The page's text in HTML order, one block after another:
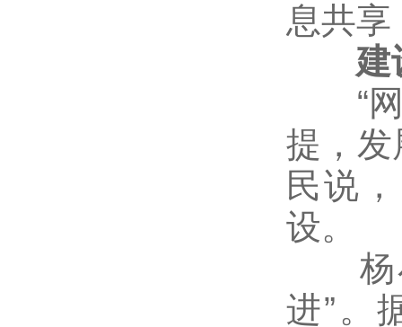
息共享
建设
“网
提，发
民说
设。
杨小
进”。